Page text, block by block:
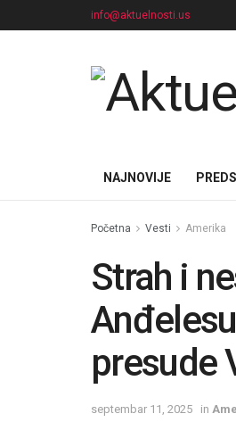
info@aktuelnosti.us
NAJNOVIJE
Početna Vesti Amerika
Strah i
presude
septembar 11, 2025 in